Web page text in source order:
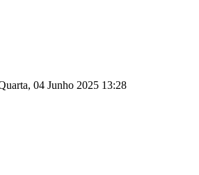
04 Junho 2025 13:28